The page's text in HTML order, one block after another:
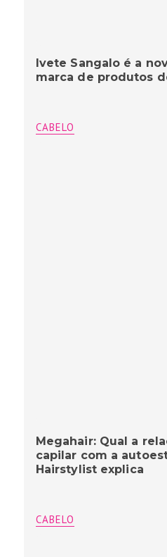
Ivete Sangalo é a
marca de produtos
CABELO
Megahair: Qual a
capilar com a
Hairstylist explica
CABELO